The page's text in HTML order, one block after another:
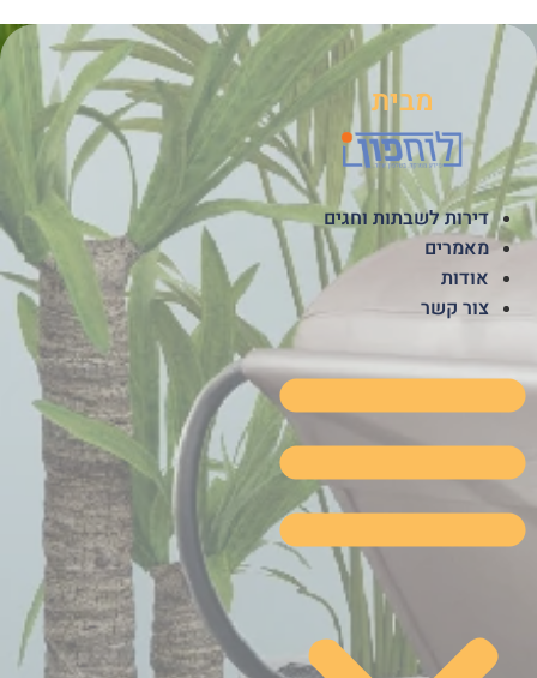
לתוכן
מבית
דירות לשבתות וחגים
מאמרים
אודות
צור קשר